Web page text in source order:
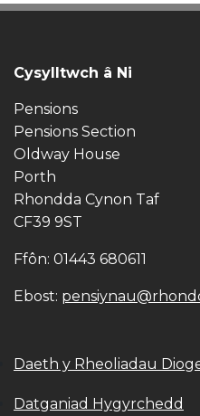
Cysylltwch â Ni
Pensions
Pensions Section
Oldway House
Porth
Rhondda Cynon Taf
CF39 9ST
Ffôn: 01443 680611
Ebost:
Daeth y Rheoliadau
Datganiad Hygyrchedd